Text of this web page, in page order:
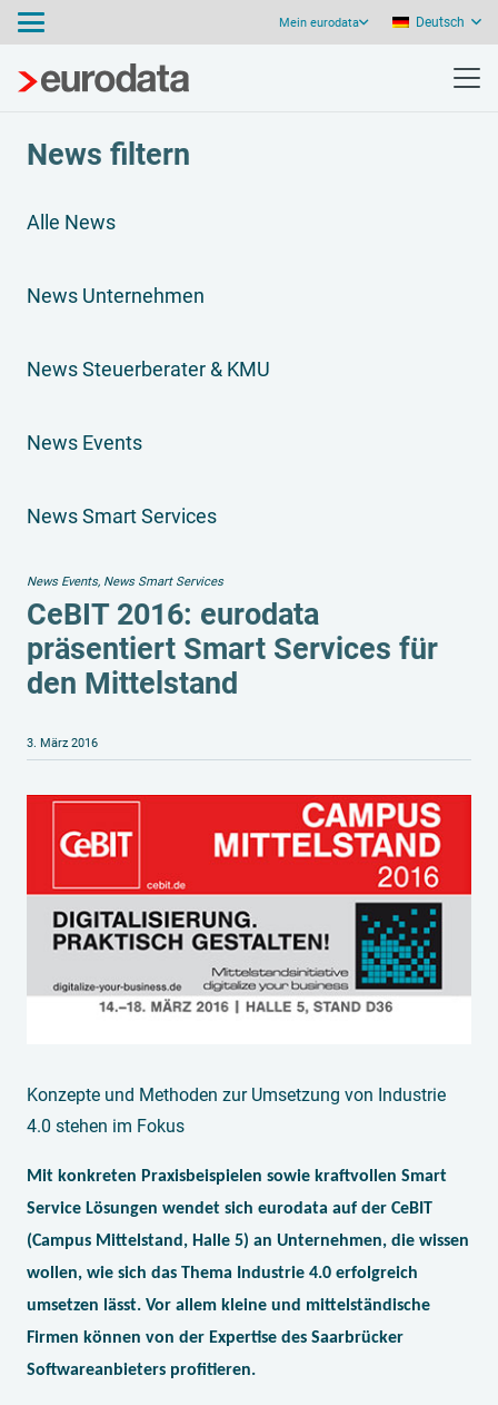
Mein eurodata Deutsch
News filtern
Alle News
News Unternehmen
News Steuerberater & KMU
News Events
News Smart Services
News Events, News Smart Services
CeBIT 2016: eurodata
präsentiert Smart Services für
den Mittelstand
3. März 2016
Konzepte und Methoden zur Umsetzung von Industrie
4.0 stehen im Fokus
Mit konkreten Praxisbeispielen sowie kraftvollen Smart
Service Lösungen wendet sich eurodata auf der CeBIT
(Campus Mittelstand, Halle 5) an Unternehmen, die wissen
wollen, wie sich das Thema Industrie 4.0 erfolgreich
umsetzen lässt. Vor allem kleine und mittelständische
Firmen können von der Expertise des Saarbrücker
Softwareanbieters profitieren.